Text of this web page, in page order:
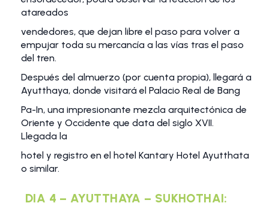
atareados
vendedores, que dejan libre el paso para volver a
empujar toda su mercancía a las vías tras el paso
del tren.
Después del almuerzo (por cuenta propia), llegará a
Ayutthaya, donde visitará el Palacio Real de Bang
Pa-In, una impresionante mezcla arquitectónica de
Oriente y Occidente que data del siglo XVII.
Llegada la
hotel y registro en el hotel Kantary Hotel Ayutthata
o similar.
DIA 4 – AYUTTHAYA – SUKHOTHAI: